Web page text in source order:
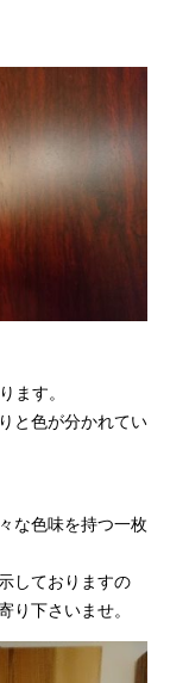
ます。
と色が分かれてい
な色味を持つ一枚
しておりますの
り下さいませ。